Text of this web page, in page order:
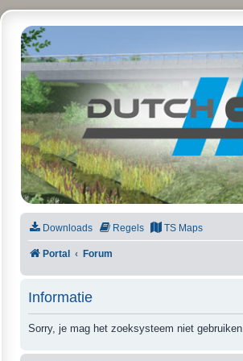
DutchSims
Downloads Regels TS Maps
Portal Forum
Informatie
Sorry, je mag het zoeksysteem niet gebruiken.